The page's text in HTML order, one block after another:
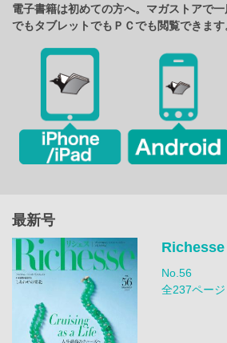
電子書籍は初めての方へ。マガストアで
でもタブレットでもＰＣでも閲覧できます
最新号
Richesse
No.56
全237ペー